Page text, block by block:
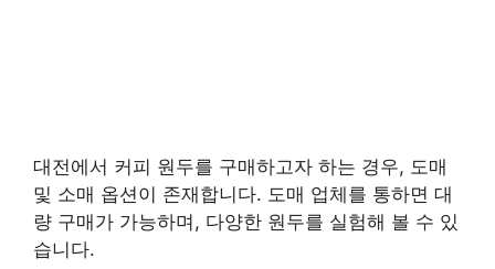
대전에서 커피 원두를 구매하고자 하는 경우, 도매
및 소매 옵션이 존재합니다. 도매 업체를 통하면 대
량 구매가 가능하며, 다양한 원두를 실험해 볼 수 있
습니다.